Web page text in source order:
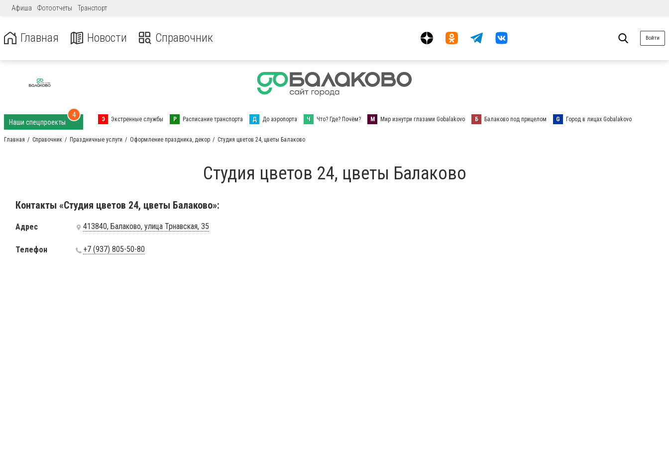
Афиша Фотоотчеты Транспорт
Главная Новости Справочник Войти
Наши спецпроекты
4
Э Экстренные службы Р Расписание транспорта Д До аэропорта Ч Что? Где? Почём? М Мир изнутри глазами Gobalakovo Б Балаково под прицелом G Город в лицах Gobalakovo
Главная Справочник Праздничные услуги Оформление праздника, декор Студия цветов 24, цветы Балаково
Студия цветов 24, цветы Балаково
Контакты «Студия цветов 24, цветы Балаково»:
Адрес 413840, Балаково, улица Трнавская, 35
Телефон +7 (937) 805-50-80